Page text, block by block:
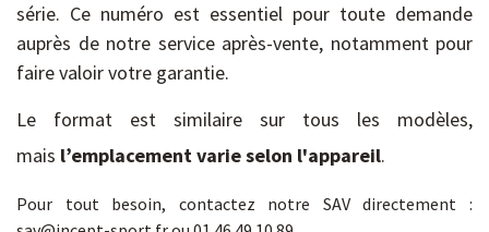
série. Ce numéro est essentiel pour toute demande
auprès de notre service après-vente, notamment pour
faire valoir votre garantie.
Le format est similaire sur tous les modèles,
mais l’emplacement varie selon l'appareil.
Pour tout besoin, contactez notre SAV directement :